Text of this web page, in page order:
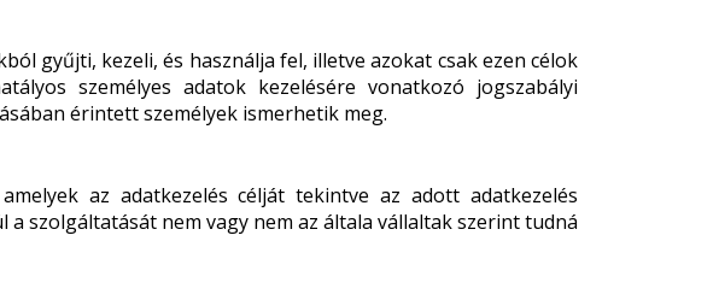
gyűjti, kezeli, és használja fel, illetve azokat csak ezen célok
személyes adatok kezelésére vonatkozó jogszabályi
érintett személyek ismerhetik meg.
az adatkezelés célját tekintve az adott adatkezelés
szolgáltatását nem vagy nem az általa vállaltak szerint tudná